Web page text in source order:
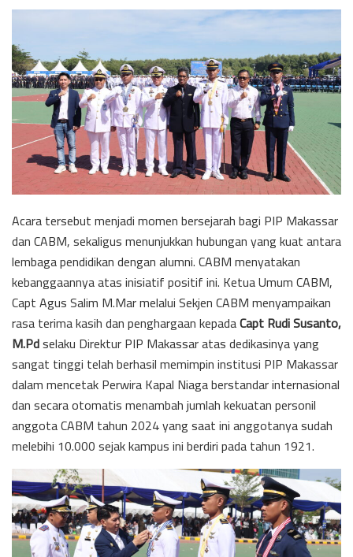
Acara tersebut menjadi momen bersejarah bagi PIP Makassar
dan CABM, sekaligus menunjukkan hubungan yang kuat antara
lembaga pendidikan dengan alumni. CABM menyatakan
kebanggaannya atas inisiatif positif ini. Ketua Umum CABM,
Capt Agus Salim M.Mar melalui Sekjen CABM menyampaikan
rasa terima kasih dan penghargaan kepadaCapt Rudi Susanto,
M.Pdselaku Direktur PIP Makassar atas dedikasinya yang
sangat tinggi telah berhasil memimpin institusi PIP Makassar
dalam mencetak Perwira Kapal Niaga berstandar internasional
dan secara otomatis menambah jumlah kekuatan personil
anggota CABM tahun 2024 yang saat ini anggotanya sudah
melebihi 10.000 sejak kampus ini berdiri pada tahun 1921.